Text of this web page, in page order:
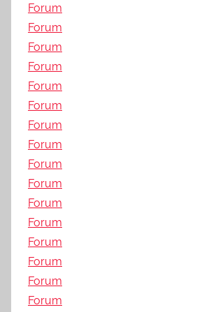
Forum
Forum
Forum
Forum
Forum
Forum
Forum
Forum
Forum
Forum
Forum
Forum
Forum
Forum
Forum
Forum